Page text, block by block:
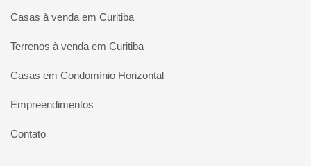
Casas à venda em Curitiba
Terrenos à venda em Curitiba
Casas em Condomínio Horizontal
Empreendimentos
Contato